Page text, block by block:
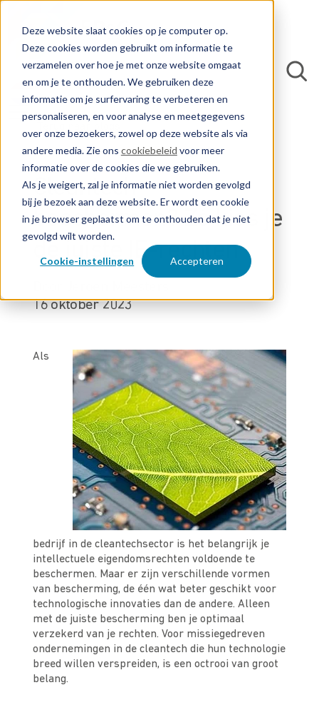
Deze website slaat cookies op je computer op.
Deze cookies worden gebruikt om informatie te
verzamelen over hoe je met onze website omgaat
en om je te onthouden. We gebruiken deze
informatie om je surfervaring te verbeteren en
personaliseren, en voor analyse en meetgegevens
over onze bezoekers, zowel op deze website als via
andere media. Zie ons cookiebeleid voor meer
informatie over de cookies die we gebruiken.
Als je weigert, zal je informatie niet worden gevolgd
bij je bezoek aan deze website. Er wordt een cookie
in je browser geplaatst om te onthouden dat je niet
gevolgd wilt worden.
Cookie-instellingen Accepteren
Terug naar blogs
Cleantech
beschermen? Zó kies je
de juiste IE-rechten
16 oktober 2023
Als
bedrijf in de cleantechsector is het belangrijk je
intellectuele eigendomsrechten voldoende te
beschermen. Maar er zijn verschillende vormen
van bescherming, de één wat beter geschikt voor
technologische innovaties dan de andere. Alleen
met de juiste bescherming ben je optimaal
verzekerd van je rechten. Voor missiegedreven
ondernemingen in de cleantech die hun technologie
breed willen verspreiden, is een octrooi van groot
belang.